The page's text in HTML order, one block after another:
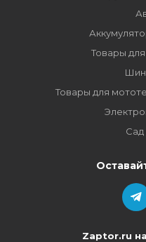
Товары
Товары для
Сад
Zaptor.ru